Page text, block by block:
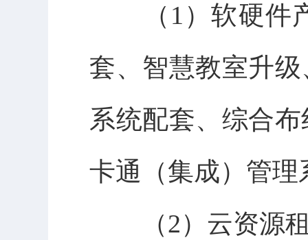
（ 1 ）软硬件
套、智慧教室升
系统配套、综合
卡通（集成）管
（2）云资源